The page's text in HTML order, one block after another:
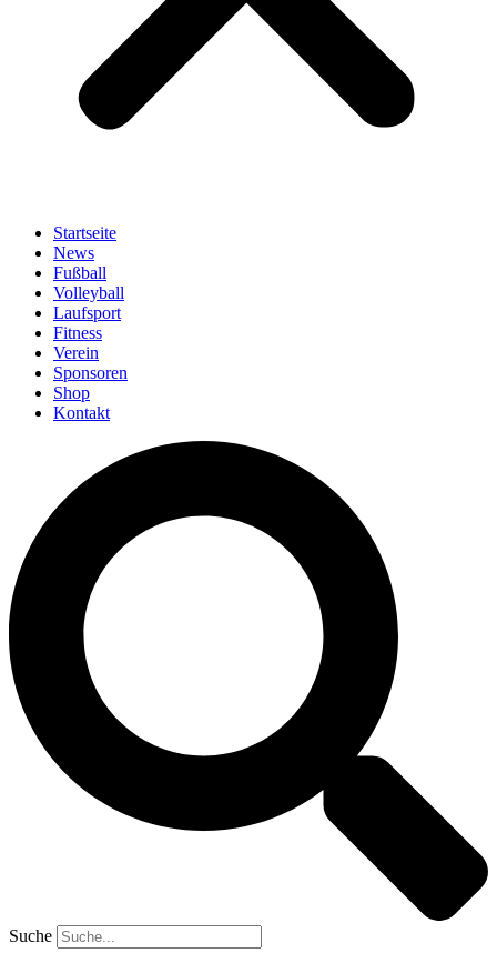
Startseite
News
Fußball
Volleyball
Laufsport
Fitness
Verein
Sponsoren
Shop
Kontakt
Suche